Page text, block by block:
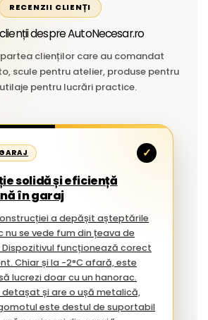
RECENZII CLIENȚI
despre AutoNecesar.ro
clienților care au comandat
scule pentru atelier, produse pentru
pentru lucrări practice.
✓
solidă și eficiență
în garaj
a depășit așteptările
din țeava de
funcționează corect
Chiar și la -2°C afară, este
cu un hanorac.
detașat și are o ușă metalică,
este destul de suportabil